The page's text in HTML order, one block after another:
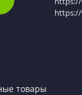
товары